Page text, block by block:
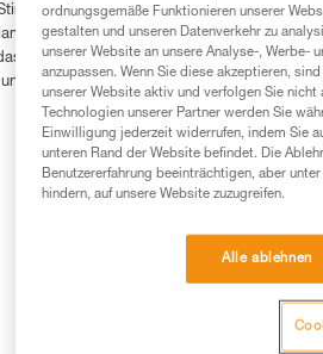
im Flugzeug?
bei Nebel?
HELMET ADAPT kompatibel?
das Alter meiner Petzl Stirnlampe
ordnungsgemäße Funktionieren unserer
gestalten und unseren Datenverkehr zu
unserer Website an unsere Analyse-, Werbe-
anzupassen. Wenn Sie diese akzeptieren,
unserer Website aktiv und verfolgen Sie
Technologien unserer Partner werden Sie
Einwilligung jederzeit widerrufen, indem Sie
unteren Rand der Website befindet. Die
Benutzererfahrung beeinträchtigen, aber
hindern, auf unsere Website zuzugreifen.
Alle ablehnen